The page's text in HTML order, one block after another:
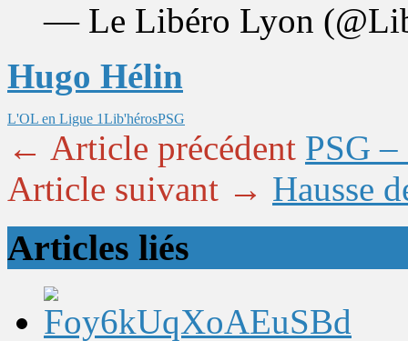
— Le Libéro Lyon
Hugo Hélin
L'OL en Ligue 1Lib'hérosPSG
← Article précédent PSG
Article suivant → Hausse
Articles liés